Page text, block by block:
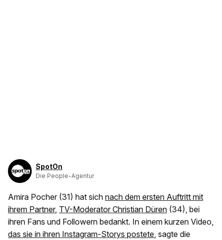
SpotOn
Die People-Agentur
Amira Pocher (31) hat sich nach dem ersten Auftritt mit
ihrem Partner, TV-Moderator Christian Düren (34), bei
ihren Fans und Followern bedankt. In einem kurzen Video,
das sie in ihren Instagram-Storys postete, sagte die